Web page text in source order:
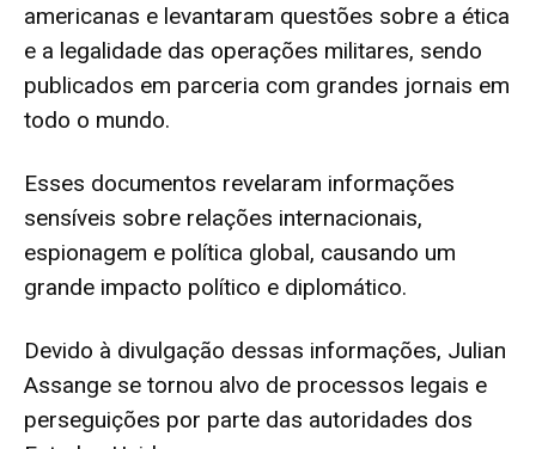
americanas e levantaram questões sobre a ética
e a legalidade das operações militares, sendo
publicados em parceria com grandes jornais em
todo o mundo.
Esses documentos revelaram informações
sensíveis sobre relações internacionais,
espionagem e política global, causando um
grande impacto político e diplomático.
Devido à divulgação dessas informações, Julian
Assange se tornou alvo de processos legais e
perseguições por parte das autoridades dos